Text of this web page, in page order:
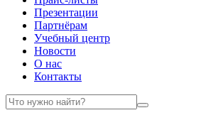
Презентации
Партнёрам
Учебный центр
Новости
О нас
Контакты